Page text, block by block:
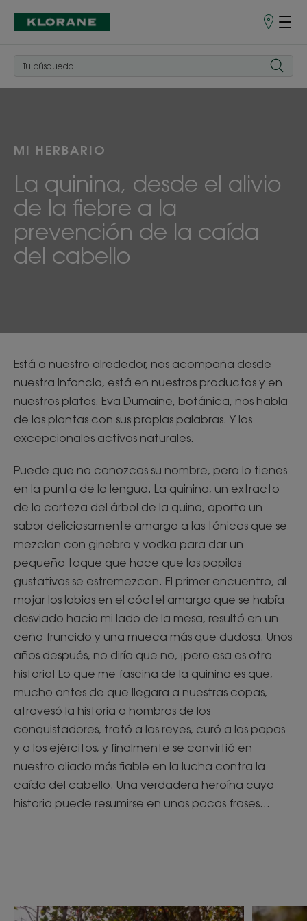
Puntos
MI HERBARIO
La quinina, desde el alivio
de la fiebre a la
prevención de la caída
del cabello
Está a nuestro alrededor, nos acompaña desde
nuestra infancia, está en nuestros productos y en
nuestros platos. Eva Dumaine, botánica, nos habla
de las plantas con sus propias palabras. Y los
excepcionales activos naturales.
Puede que no conozcas su nombre, pero lo tienes
en la punta de la lengua. La quinina, un extracto
de la corteza del árbol de la quina, aporta un
sabor deliciosamente amargo a las tónicas que se
mezclan con ginebra y vodka para dar un
pequeño toque que hace que las papilas
gustativas se estremezcan. El primer encuentro, al
mojar los labios en el cóctel amargo que se había
desviado hacia mi lado de la mesa, resultó en un
ceño fruncido y una mueca más que dudosa. Unos
años después, no diría que no, ¡pero esa es otra
historia! Lo que me fascina de la quinina es que,
mucho antes de que llegara a nuestras copas,
atravesó la historia a hombros de los
conquistadores, trató a los reyes, curó a los papas
y a los ejércitos, y finalmente se convirtió en
nuestro aliado más fiable en la lucha contra la
caída del cabello. Una verdadera heroína cuya
historia puede resumirse en unas pocas frases...